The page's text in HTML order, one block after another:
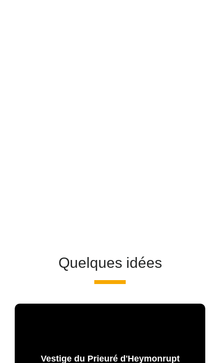
Quelques idées
Vestige du Prieuré d'Heymonrupt